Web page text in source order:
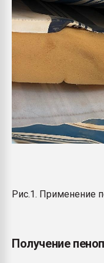
Рис.1. Применение
Получение